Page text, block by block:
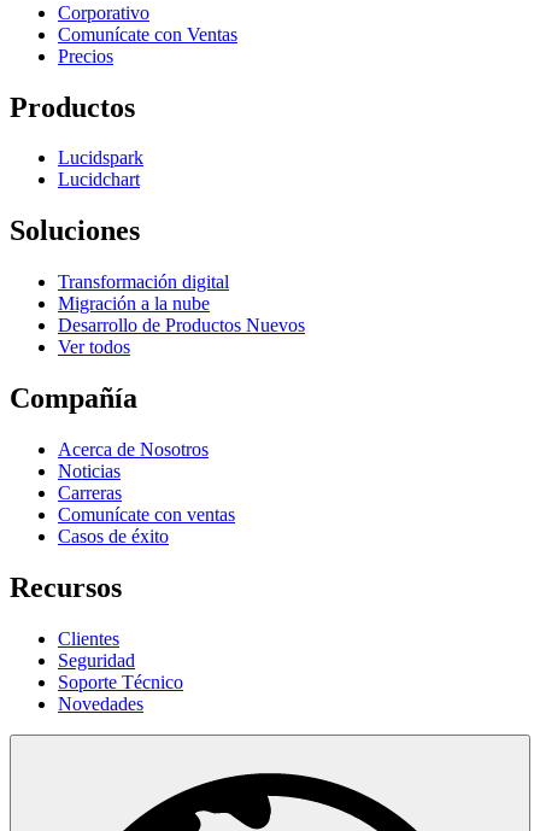
Corporativo
Comunícate con Ventas
Precios
Productos
Lucidspark
Lucidchart
Soluciones
Transformación digital
Migración a la nube
Desarrollo de Productos Nuevos
Ver todos
Compañía
Acerca de Nosotros
Noticias
Carreras
Comunícate con ventas
Casos de éxito
Recursos
Clientes
Seguridad
Soporte Técnico
Novedades